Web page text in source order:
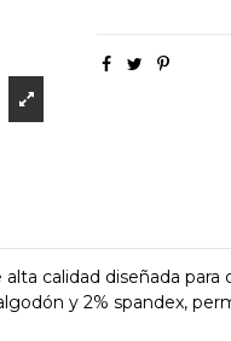
calidad diseñada
y 2% spandex,